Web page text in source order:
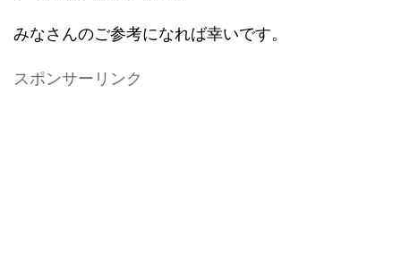
みなさんのご参考になれば幸いです。
スポンサーリンク